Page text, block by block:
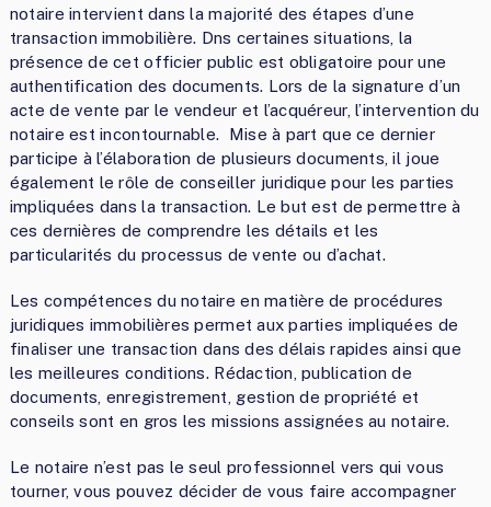
notaire intervient dans la majorité des étapes d’une
transaction immobilière. Dns certaines situations, la
présence de cet officier public est obligatoire pour une
authentification des documents. Lors de la signature d’un
acte de vente par le vendeur et l’acquéreur, l’intervention du
notaire est incontournable. Mise à part que ce dernier
participe à l’élaboration de plusieurs documents, il joue
également le rôle de conseiller juridique pour les parties
impliquées dans la transaction. Le but est de permettre à
ces dernières de comprendre les détails et les
particularités du processus de vente ou d’achat.
Les compétences du notaire en matière de procédures
juridiques immobilières permet aux parties impliquées de
finaliser une transaction dans des délais rapides ainsi que
les meilleures conditions. Rédaction, publication de
documents, enregistrement, gestion de propriété et
conseils sont en gros les missions assignées au notaire.
Le notaire n’est pas le seul professionnel vers qui vous
tourner, vous pouvez décider de vous faire accompagner